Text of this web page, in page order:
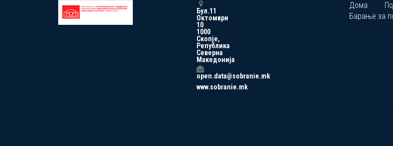
Бул.11
Октомври
10
1000
Скопје,
Република
Северна
Македонија
open.data@sobranie.mk
www.sobranie.mk
Дома
Барање за